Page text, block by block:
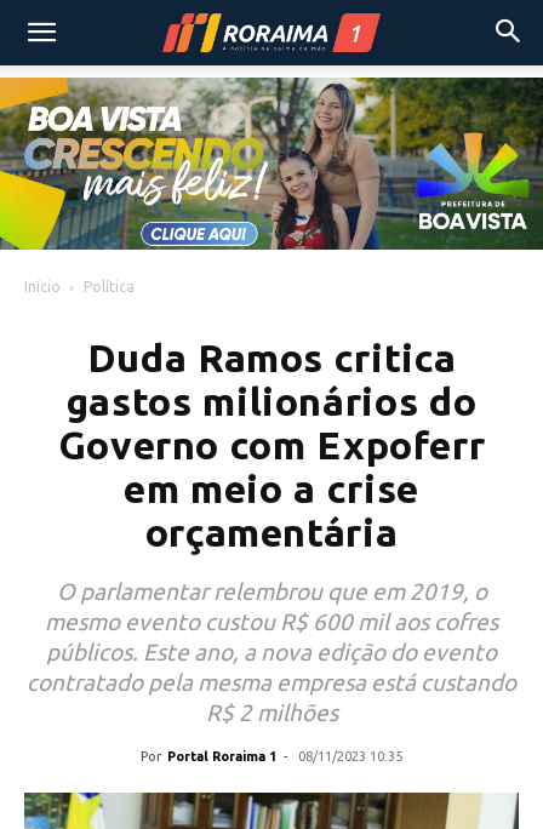
Início Política
Duda Ramos critica
gastos milionários do
Governo com Expoferr
em meio a crise
orçamentária
O parlamentar relembrou que em 2019, o
mesmo evento custou R$ 600 mil aos cofres
públicos. Este ano, a nova edição do evento
contratado pela mesma empresa está custando
R$ 2 milhões
Por Portal Roraima 1 - 08/11/2023 10:35